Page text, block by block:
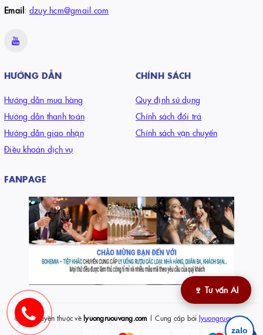
Email: dzuy.hcm@gmail.com
HƯỚNG DẪN
Hướng dẫn mua hàng
Hướng dẫn thanh toán
Hướng dẫn giao nhận
Điều khoản dịch vụ
CHÍNH SÁCH
Quy định sử dụng
Chính sách đổi trả
Chính sách vận chuyển
FANPAGE
© Bản quyền thuộc vềlyuongruouvang.com | Cung cấp bởi lyuongruouvang
🍷 Tư vấn AI
zalo